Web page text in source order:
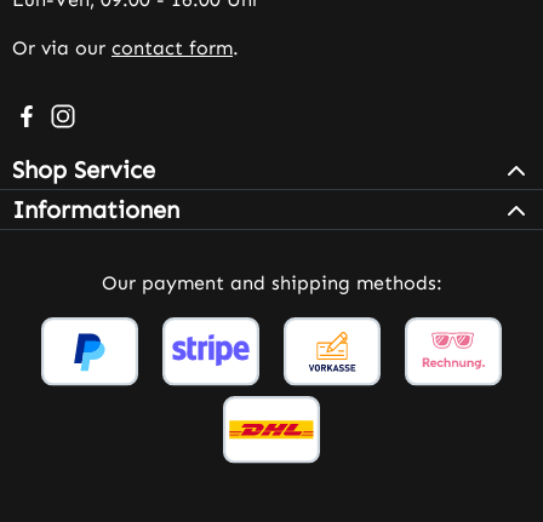
Or via our contact form.
Visit us on Facebook – opens in a new browser tab
Check us out on Instagram – opens in a new
Shop Service
Informationen
Our payment and shipping methods: